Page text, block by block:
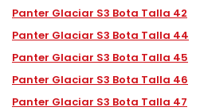
Panter Glaciar S3 Bota Talla 42
Panter Glaciar S3 Bota Talla 44
Panter Glaciar S3 Bota Talla 45
Panter Glaciar S3 Bota Talla 46
Panter Glaciar S3 Bota Talla 47